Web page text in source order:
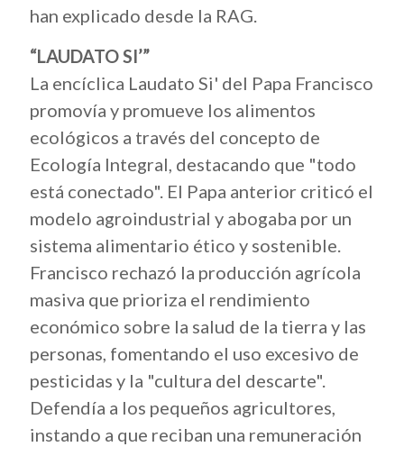
han explicado desde la RAG.
“LAUDATO SI’”
La encíclica Laudato Si' del Papa Francisco
promovía y promueve los alimentos
ecológicos a través del concepto de
Ecología Integral, destacando que "todo
está conectado". El Papa anterior criticó el
modelo agroindustrial y abogaba por un
sistema alimentario ético y sostenible.
Francisco rechazó la producción agrícola
masiva que prioriza el rendimiento
económico sobre la salud de la tierra y las
personas, fomentando el uso excesivo de
pesticidas y la "cultura del descarte".
Defendía a los pequeños agricultores,
instando a que reciban una remuneración